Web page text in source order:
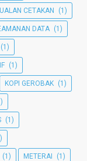
CETAKAN (1)
DATA (1)
(1)
(1)
KOPI GEROBAK (1)
(1)
(1) METERAI (1)